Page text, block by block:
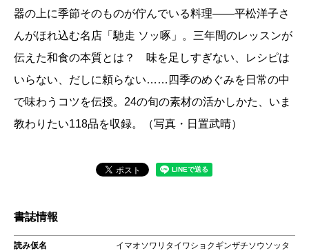
器の上に季節そのものが佇んでいる料理――平松洋子さ
んがほれ込む名店「馳走 ソッ啄」。三年間のレッスンが
伝えた和食の本質とは？ 味を足しすぎない、レシピは
いらない、だしに頼らない……四季のめぐみを日常の中
で味わうコツを伝授。24の旬の素材の活かしかた、いま
教わりたい118品を収録。（写真・日置武晴）
書誌情報
読み仮名
イマオソワリタイワショクギンザチソウソッタ